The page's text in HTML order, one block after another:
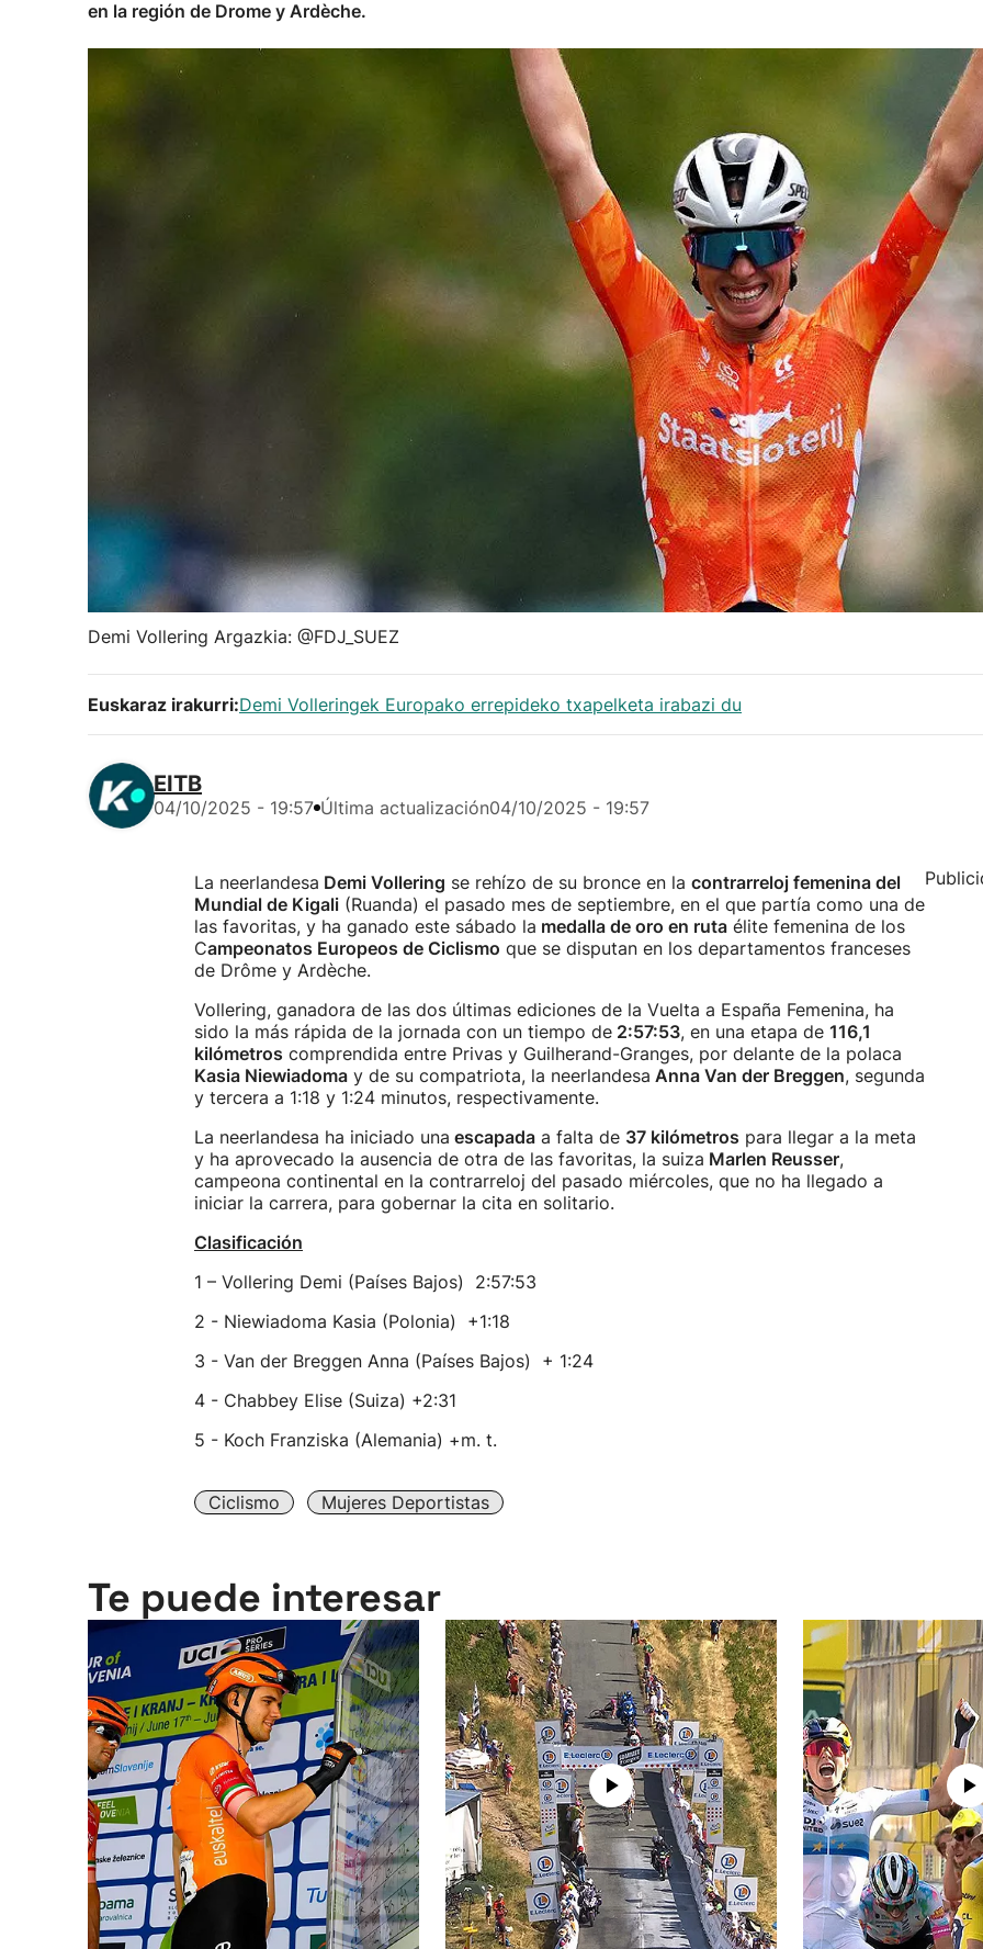
en la región de Drome y Ardèche.
Demi Vollering Argazkia: @FDJ_SUEZ
Euskaraz irakurri:Demi Volleringek Europako errepideko txapelketa irabazi du
EITB
04/10/2025 - 19:57 Última actualización04/10/2025 - 19:57
La neerlandesa Demi Vollering se rehízo de su bronce en la contrarreloj femenina del
Mundial de Kigali (Ruanda) el pasado mes de septiembre, en el que partía como una de
las favoritas, y ha ganado este sábado la medalla de oro en ruta élite femenina de los
Campeonatos Europeos de Ciclismo que se disputan en los departamentos franceses
de Drôme y Ardèche.
Vollering, ganadora de las dos últimas ediciones de la Vuelta a España Femenina, ha
sido la más rápida de la jornada con un tiempo de 2:57:53, en una etapa de 116,1
kilómetros comprendida entre Privas y Guilherand-Granges, por delante de la polaca
Kasia Niewiadoma y de su compatriota, la neerlandesa Anna Van der Breggen, segunda
y tercera a 1:18 y 1:24 minutos, respectivamente.
La neerlandesa ha iniciado una escapada a falta de 37 kilómetros para llegar a la meta
y ha aprovecado la ausencia de otra de las favoritas, la suiza Marlen Reusser,
campeona continental en la contrarreloj del pasado miércoles, que no ha llegado a
iniciar la carrera, para gobernar la cita en solitario.
Clasificación
1 – Vollering Demi (Países Bajos) 2:57:53
2 - Niewiadoma Kasia (Polonia) +1:18
3 - Van der Breggen Anna (Países Bajos) + 1:24
4 - Chabbey Elise (Suiza) +2:31
5 - Koch Franziska (Alemania) +m. t.
Ciclismo Mujeres Deportistas
Te puede interesar